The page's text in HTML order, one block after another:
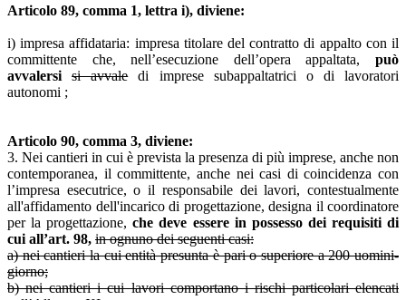
Articolo 89, comma 1, lettra i), diviene:
i) impresa affidataria: impresa titolare del contratto di appalto con il
committente che, nell’esecuzione dell’opera appaltata, può
avvalersi
si avvaledi imprese subappaltatrici o di lavoratori
autonomi ;
Articolo 90, comma 3, diviene:
3. Nei cantieri in cui è prevista la presenza di più imprese, anche non
contemporanea, il committente, anche nei casi di coincidenza con
l’impresa esecutrice, o il responsabile dei lavori, contestualmente
all'affidamento dell'incarico di progettazione, designa il coordinatore
per la progettazione,che deve essere in possesso dei requisiti di
cui all’art. 98, in ognuno dei seguenti casi:
a) nei cantieri la cui entità presunta è pari o superiore a 200 uomini-
giorno;
b) nei cantieri i cui lavori comportano i rischi particolari elencati